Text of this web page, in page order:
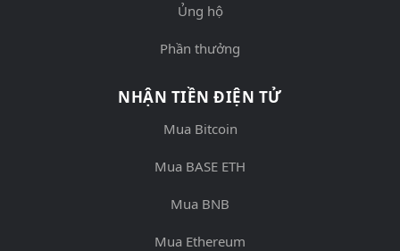
Ủng hộ
Phần thưởng
NHẬN TIỀN ĐIỆN TỬ
Mua Bitcoin
Mua BASE ETH
Mua BNB
Mua Ethereum